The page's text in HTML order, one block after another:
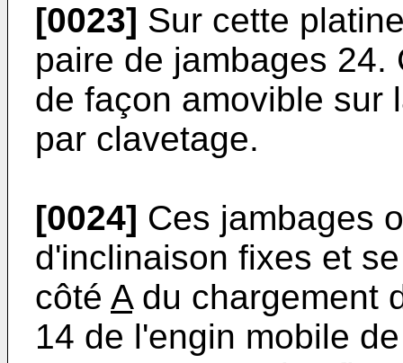
[0023] Sur cette
paire de jambages
de façon amovible sur
par clavetage.
[0024] Ces jambages
d'inclinaison fixes et
côté Adu chargement
14 de l'engin mobile